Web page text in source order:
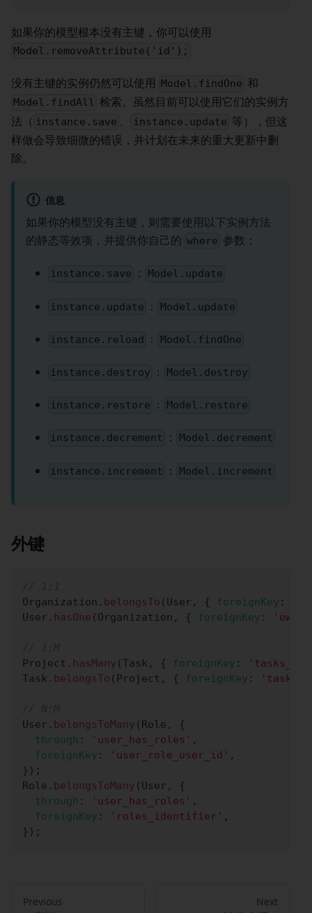
如果你的模型根本没有主键，你可以使用
Model.removeAttribute('id');
没有主键的实例仍然可以使用 Model.findOne 和
Model.findAll 检索。虽然目前可以使用它们的实例方
法（ instance.save 、 instance.update 等），但这
样做会导致细微的错误，并计划在未来的重大更新中删
除。
信息
如果你的模型没有主键，则需要使用以下实例方法
的静态等效项，并提供你自己的 where 参数：
instance.save ： Model.update
instance.update ： Model.update
instance.reload ： Model.findOne
instance.destroy ： Model.destroy
instance.restore ： Model.restore
instance.decrement ： Model.decrement
instance.increment ： Model.increment
外键
Organization . belongsTo ( User , { foreignKey :
User . hasOne ( Organization , { foreignKey :
Project . hasMany (Task , { foreignKey :
'tasks_pk'
Task . belongsTo ( Project , { foreignKey :
User . belongsToMany ( Role ,
{
through : 'user_has_roles' ,
foreignKey : 'user_role_user_id' ,
} ) ;
Role . belongsToMany ( User ,
{
through : 'user_has_roles' ,
foreignKey : 'roles_identifier' ,
} ) ;
Previous Next